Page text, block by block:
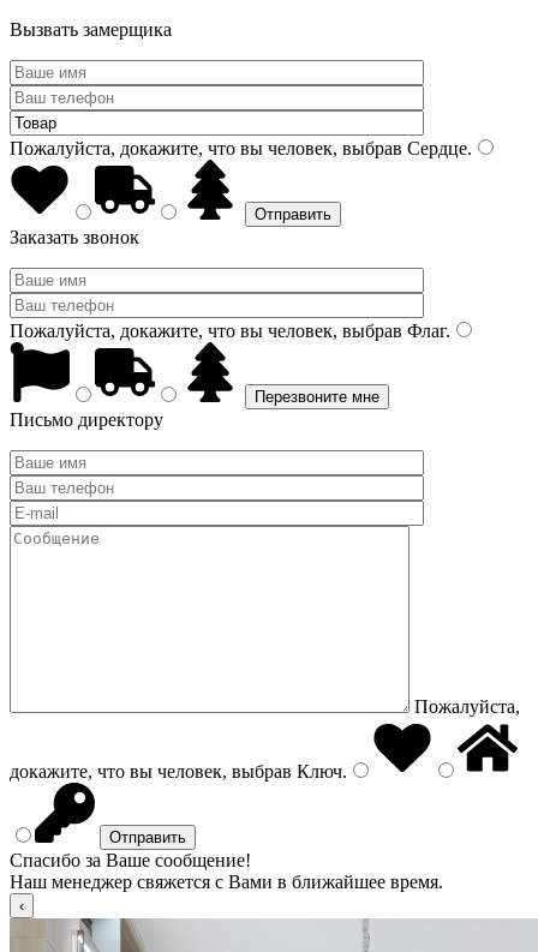
Вызвать замерщика
Пожалуйста, докажите, что вы человек, выбрав Сердце.
Заказать звонок
Пожалуйста, докажите, что вы человек, выбрав Флаг.
Письмо директору
Пожалуйста,
докажите, что вы человек, выбрав Ключ.
Спасибо за Ваше сообщение!
Наш менеджер свяжется с Вами в ближайшее время.